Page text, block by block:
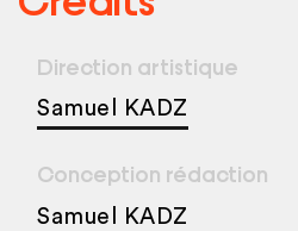
Direction artistique
Samuel KADZ
Conception rédaction
Samuel KADZ